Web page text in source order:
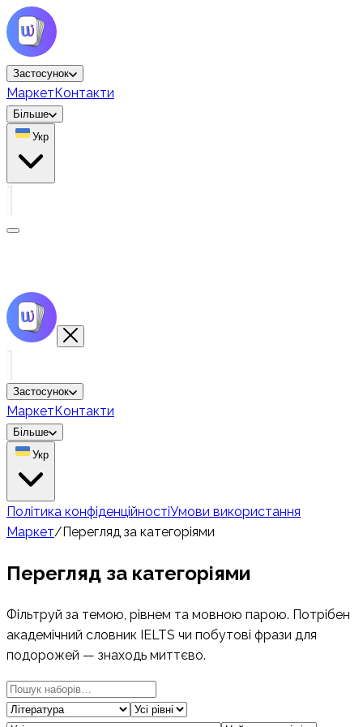
Застосунок
МаркетКонтакти
Більше
Укр
Застосунок
МаркетКонтакти
Більше
Укр
Політика конфіденційностіУмови використання
Маркет/Перегляд за категоріями
Перегляд за категоріями
Фільтруй за темою, рівнем та мовною парою. Потрібен
академічний словник IELTS чи побутові фрази для
подорожей — знаходь миттєво.